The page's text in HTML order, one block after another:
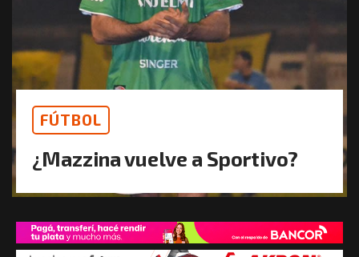
FÚTBOL
¿Mazzina vuelve a Sportivo?